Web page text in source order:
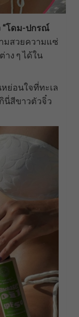
“โดม-ปกรณ์
มสวยความแซ่
าง ๆ ได้ใน
ย่อนใจที่ทะเล
นี่สีขาวตัวจิ๋ว